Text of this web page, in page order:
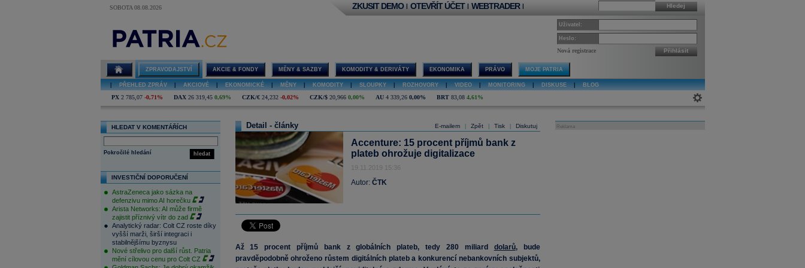
SOBOTA 08.08.2026 Hledej
ZKUSIT DEMO | OTEVŘÍT ÚČET | WEBTRADER |
Uživatel:
Heslo:
Nová registrace Přihlásit
ZPRAVODAJSTVÍ AKCIE & FONDY MĚNY & SAZBY KOMODITY & DERIVÁTY EKONOMIKA PRÁVO MOJE PATRIA
PŘEHLED ZPRÁV AKCIOVÉ EKONOMICKÉ MĚNY KOMODITY SLOUPKY ROZHOVORY VIDEO MONITORING DISKUSE BLOG
PX 2 785,07 -0,71% DAX 26 319,45 0,69% CZK/€ 24,232 -0,02% CZK/$ 20,966 0,00% AU 4 339,26 0,00% BRT 83,08 4,61%
HLEDAT V KOMENTÁŘÍCH
hledat
Pokročilé hledání
INVESTIČNÍ DOPORUČENÍ
AstraZeneca jako sázka na
defenzivu mimo AI horečku
Arista Networks: AI může firmě
zajistit příznivý vítr do zad
Analytický radar: Colt CZ roste díky
vyšší marži, širší integraci i
stabilnějšímu byznysu
Nové střelivo pro další růst. Patria
mění cílovou cenu pro Colt CZ
E-mailem Zpět Tisk Diskutuj
Detail - články
Accenture: 15 procent příjmů bank z
plateb ohrožuje digitalizace
19.11.2019 15:36
Autor: ČTK
Až 15 procent příjmů bank z globálních plateb, tedy 280 miliard dolarů, bude
pravděpodobně ohroženo růstem digitálních plateb a konkurencí nebankovních subjektů,
Reklama